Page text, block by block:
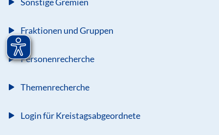
Fraktionen und Gruppen
Personenrecherche
Themenrecherche
Login für Kreistagsabgeordnete